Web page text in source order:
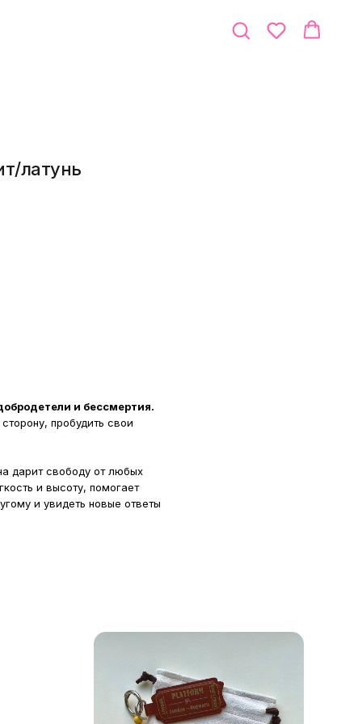
латунь
и бессмертия.
пробудить свои
дарит свободу от любых
и высоту, помогает
и увидеть новые ответы